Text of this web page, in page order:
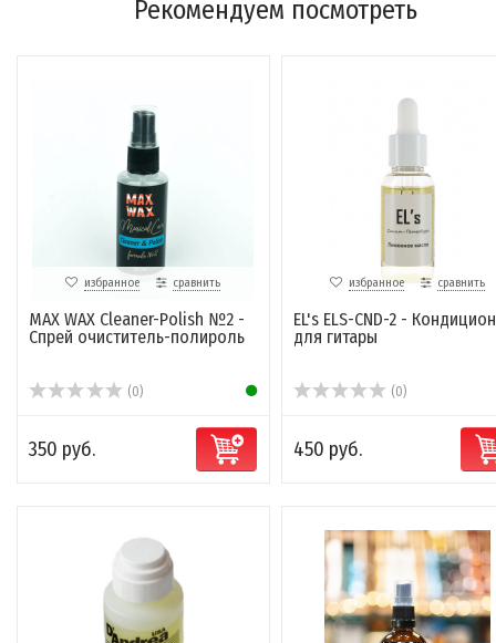
Рекомендуем посмотреть
избранное сравнить
MAX WAX Cleaner-Polish №2 -
Спрей очиститель-полироль
(0)
350 руб.
избранное сравнить
EL's ELS-CND-2 -
для гитары
(0)
450 руб.